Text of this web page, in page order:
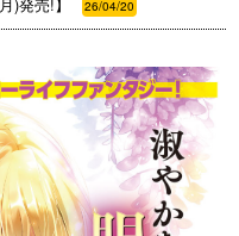
)発売!】
26/04/20